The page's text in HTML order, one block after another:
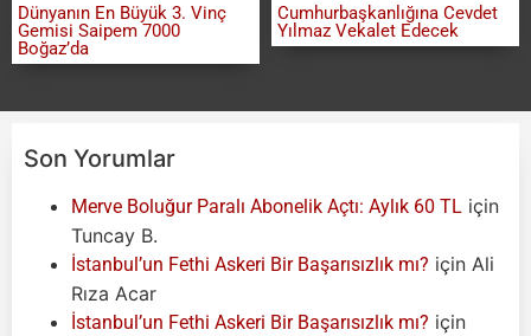
Dünyanın En Büyük 3. Vinç
Gemisi Saipem 7000
Boğaz’da
Cumhurbaşkanlığına Cevdet
Yılmaz Vekalet Edecek
Son Yorumlar
Merve Boluğur Paralı Abonelik Açtı: Aylık 60 TL için
Tuncay B.
İstanbul’un Fethi Askeri Bir Başarısızlık mı? için Ali
Rıza Acar
İstanbul’un Fethi Askeri Bir Başarısızlık mı? için